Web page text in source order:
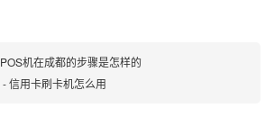
机在成都的步骤是怎样的
信用卡刷卡机怎么用